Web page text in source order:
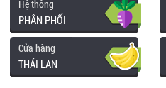
Hệ thống
PHÂN PHỐI
Cửa hàng
THÁI LAN